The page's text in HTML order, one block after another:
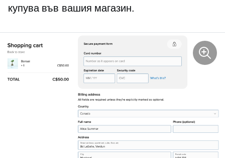
купува във вашия магазин.